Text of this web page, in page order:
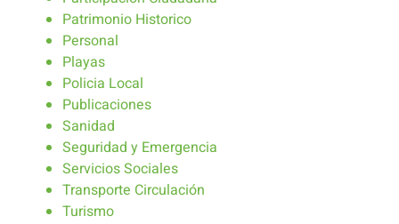
Patrimonio Historico
Personal
Playas
Policia Local
Publicaciones
Sanidad
Seguridad y Emergencia
Servicios Sociales
Transporte Circulación
Turismo